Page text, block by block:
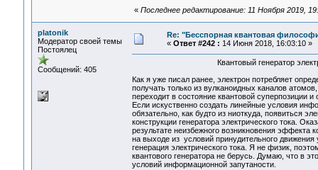
« Последнее редактирование: 11 Ноября 2019,
platonik
Модератор своей темы
Постоялец
Сообщений: 405
Re: "Бесспорная квантовая
« Ответ #242 : 14 Июня 2018, 16:03:10 »
Квантовый генератор
Как я уже писал ранее, электрон потребляет
получать только из вулканоидных каналов
переходит в состояние квантовой суперпозиции
Если искуственно создать линейные условия
обязательно, как будто из ниоткуда, появиться
конструкции генератора электрического тока.
результате неизбежного возникновения эффекта
на выходе из условий принудительного
генерация электрического тока. Я не физик,
квантового генератора не берусь. Думаю, что в
условий информационной запутаности.